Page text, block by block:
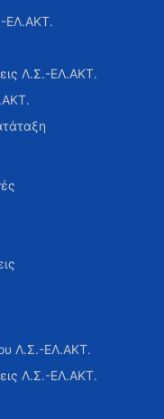
ΕΛ.ΑΚΤ.
Λ.Σ.-ΕΛ.ΑΚΤ.
Λ.Σ.-ΕΛ.ΑΚΤ.
Λ.Σ.-ΕΛ.ΑΚΤ.